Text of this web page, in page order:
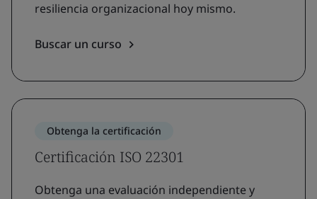
resiliencia organizacional hoy mismo.
Buscar un curso
Obtenga la certificación
Certificación ISO 22301
Obtenga una evaluación independiente y